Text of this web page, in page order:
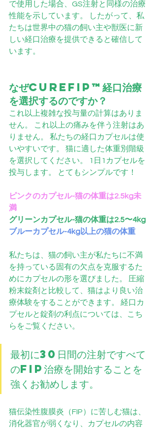
で使用した場合、GS注射と同様の治療
性能を示しています。 したがって、私
たちは世界中の猫の飼い主や獣医に新
しい経口治療を提供できると確信して
います。
なぜCUREFIP™経口治療
を選択するのですか？
これ以上複雑な投与量の計算はありま
せん。 これ以上の痛みを伴う注射はあ
りません。 私たちの経口カプセルは使
いやすいです。 猫に適した体重別階級
を選択してください。 1日1カプセルを
投与します。 とてもシンプルです！
ピンクのカプセル-猫の体重は2.5kg未
満
グリーンカプセル-猫の体重は2.5〜4kg
ブルーカプセル-4kg以上の猫の体重
私たちは、猫の飼い主が私たちに不満
を持っている固有の欠点を克服するた
めにカプセルの形を選びました。 圧縮
粉末錠剤と比較して、猫はより良い治
療体験をすることができます。 経口カ
プセルと錠剤の利点については、こち
らをご覧ください。
最初に30日間の注射ですべて
のFIP治療を開始することを
強くお勧めします。
猫伝染性腹膜炎（FIP）に苦しむ猫は、
消化器官が弱くなり、カプセルの内容